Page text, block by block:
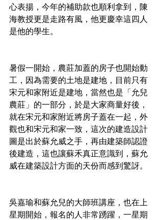
心表揚，今年的補助款也順利拿到，陳
海教授更是走路有風，他更慶幸這四人
是他的學生。
暑假一開始，農莊加蓋的房子也開始動
工，因為需要的土地是建地，目前只有
宋元和家附近是建地，當然也是「允兒
農莊」的一部分，於是大家商量好後，
就在宋元和家附近將房子蓋在一起，外
觀也和宋元和家一致，這次的建造設計
圖是出於蘇允威之手，再由建築師認證
後建造，這也讓蘇禾真正意識到，蘇允
威在建築設計方面的天份而感到驚訝。
吳嘉瑜和蘇允兒的大師班講座，也在上
星期開始，報名的人非常踴躍，一星期